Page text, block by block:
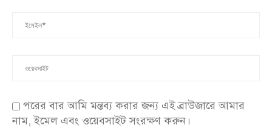
পরের বার আমি মন্তব্য করার জন্য এই ব্রাউজারে আমার
নাম, ইমেল এবং ওয়েবসাইট সংরক্ষণ করুন।